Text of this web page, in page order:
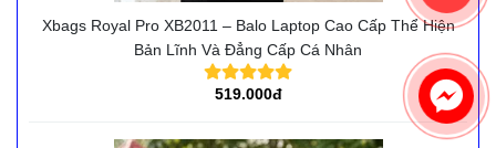
Xbags Royal Pro XB2011 – Balo Laptop Cao Cấp Thể Hiện
Bản Lĩnh Và Đẳng Cấp Cá Nhân
519.000đ